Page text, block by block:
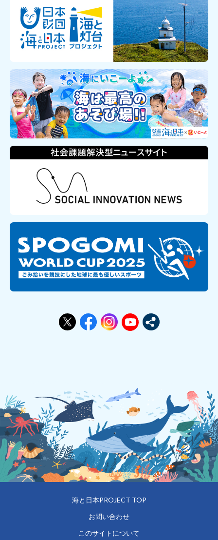
海と日本PROJECT TOP
お問い合わせ
このサイトについて